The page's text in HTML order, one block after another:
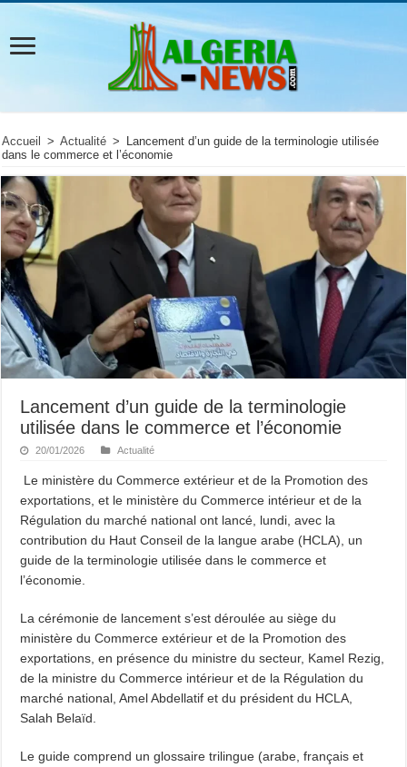
Accueil > Actualité >
Lancement d’un guide de la terminologie utilisée
dans le commerce et l’économie
Lancement d’un guide de la terminologie
utilisée dans le commerce et l’économie
20/01/2026 Actualité
Le ministère du Commerce extérieur et de la Promotion des
exportations, et le ministère du Commerce intérieur et de la
Régulation du marché national ont lancé, lundi, avec la
contribution du Haut Conseil de la langue arabe (HCLA), un
guide de la terminologie utilisée dans le commerce et
l’économie.
La cérémonie de lancement s’est déroulée au siège du
ministère du Commerce extérieur et de la Promotion des
exportations, en présence du ministre du secteur, Kamel Rezig,
de la ministre du Commerce intérieur et de la Régulation du
marché national, Amel Abdellatif et du président du HCLA,
Salah Belaïd.
Le guide comprend un glossaire trilingue (arabe, français et